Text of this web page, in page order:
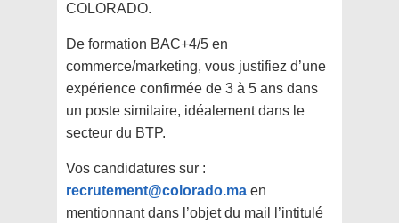
COLORADO.
De formation BAC+4/5 en
commerce/marketing, vous justifiez d’une
expérience confirmée de 3 à 5 ans dans
un poste similaire, idéalement dans le
secteur du BTP.
Vos candidatures sur :
recrutement@colorado.ma en
mentionnant dans l’objet du mail l’intitulé